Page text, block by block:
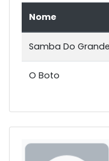
Nome
Samba Do
O Boto